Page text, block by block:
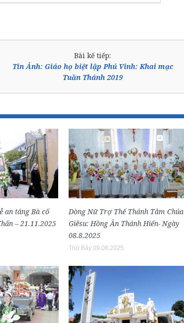
Bài kế tiếp:
Tin Ảnh: Giáo họ biệt lập Phú Vinh: Khai mạc
Tuần Thánh 2019
an táng Bà cố
– 21.11.2025
Dòng Nữ Trợ Thế Thánh Tâm Chúa
Giêsu: Hồng Ân Thánh Hiến- Ngày
08.8.2025
Thứ Bảy 09.08.2025